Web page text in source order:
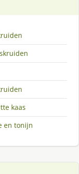
kaas
en tonijn